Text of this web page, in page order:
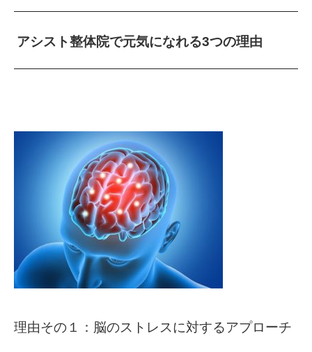
アシスト整体院で元気になれる3つの理由
理由その１：脳のストレスに対するアプローチ